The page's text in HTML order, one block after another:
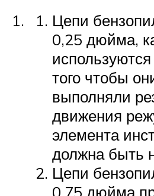
Цепи
0,25 дюйма,
того чтобы
выполняли
движения
элемента
должна быть
Цепи
0,75 дюйма